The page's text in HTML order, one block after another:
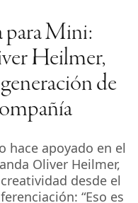
para Mini:
Heilmer,
de
hace apoyado en el
Oliver Heilmer,
desde el
“Eso es